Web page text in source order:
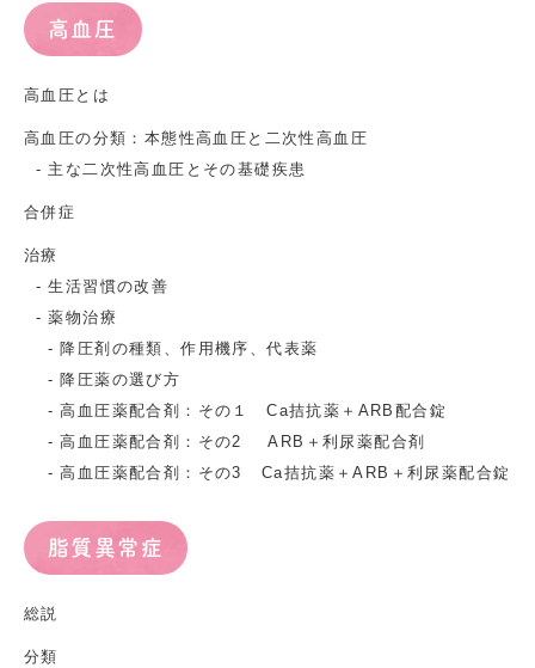
高血圧
高血圧とは
高血圧の分類：本態性高血圧と二次性高血圧
主な二次性高血圧とその基礎疾患
合併症
治療
生活習慣の改善
薬物治療
降圧剤の種類、作用機序、代表薬
降圧薬の選び方
高血圧薬配合剤：その１ Ca拮抗薬＋ARB配合錠
高血圧薬配合剤：その2 ARB＋利尿薬配合剤
高血圧薬配合剤：その3 Ca拮抗薬＋ARB＋利尿薬配合錠
脂質異常症
総説
分類